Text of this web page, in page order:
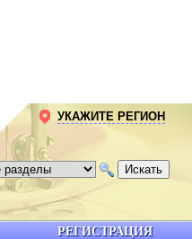
РЕГИСТРАЦИЯ
УКАЖИТЕ РЕГИОН